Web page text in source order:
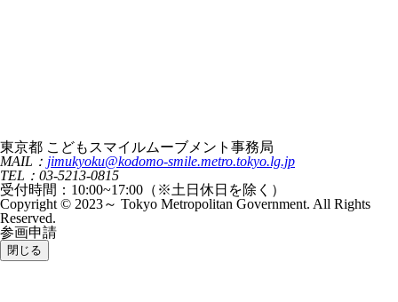
東京都 こどもスマイルムーブメント事務局
MAIL： jimukyoku@kodomo-smile.metro.tokyo.lg.jp
TEL：03-5213-0815
受付時間：10:00~17:00（※土日休日を除く）
Copyright © 2023～ Tokyo Metropolitan Government. All Rights
Reserved.
参画申請
閉じる